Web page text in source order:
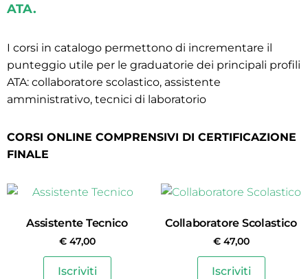
ATA.
I corsi in catalogo permettono di incrementare il
punteggio utile per le graduatorie dei principali profili
ATA: collaboratore scolastico, assistente
amministrativo, tecnici di laboratorio
CORSI ONLINE COMPRENSIVI DI CERTIFICAZIONE
FINALE
Assistente Tecnico
€47,00
Iscriviti
Collaboratore Scolastico
€47,00
Iscriviti